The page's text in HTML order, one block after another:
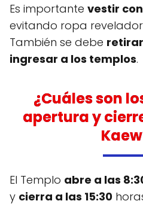
Es importante vestir
evitando ropa
También se debe
ingresar a los templos.
¿Cuáles son
apertura y
El Templo abre a las
y cierra a las 15:30